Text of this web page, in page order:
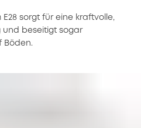
E28 sorgt für eine kraftvolle,
und beseitigt sogar
Böden.